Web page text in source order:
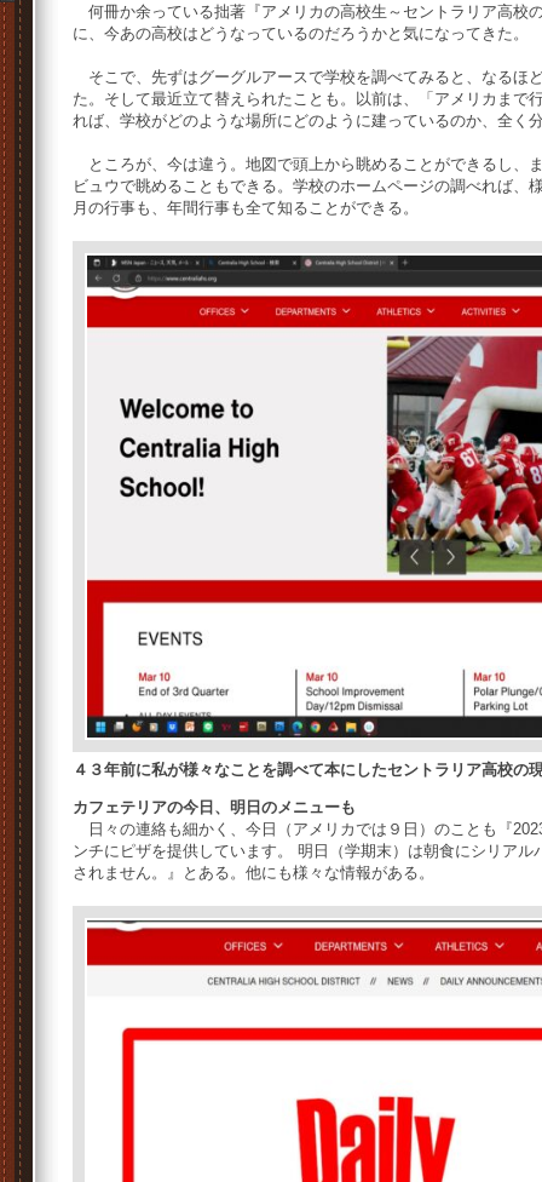
何冊か余っている拙著『アメリカの高校生～セントラリア高校
に、今あの高校はどうなっているのだろうかと気になってきた。
そこで、先ずはグーグルアースで学校を調べてみると、なるほ
た。そして最近立て替えられたことも。以前は、「アメリカまで
れば、学校がどのような場所にどのように建っているのか、全く
ところが、今は違う。地図で頭上から眺めることができるし、
ビュウで眺めることもできる。学校のホームページの調べれば、
月の行事も、年間行事も全て知ることができる。
４３年前に私が様々なことを調べて本にしたセントラリア高校の
カフェテリアの今日、明日のメニューも
日々の連絡も細かく、今日（アメリカでは９日）のことも『
ンチにピザを提供しています。 明日（学期末）は朝食にシリア
されません。』とある。他にも様々な情報がある。